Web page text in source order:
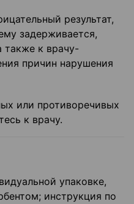
результат,
задерживается,
также к врачу-
причин нарушения
или противоречивых
к врачу.
упаковке,
инструкция по